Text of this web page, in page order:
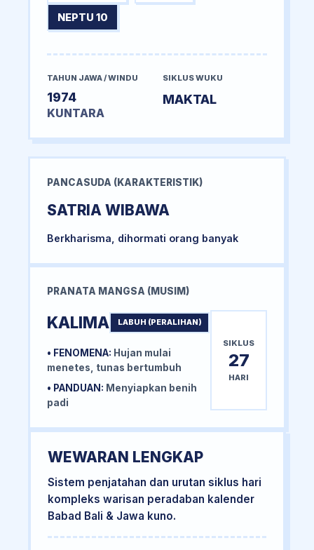
NEPTU 10
TAHUN JAWA / WINDU
1974
KUNTARA
SIKLUS WUKU
MAKTAL
PANCASUDA (KARAKTERISTIK)
SATRIA WIBAWA
Berkharisma, dihormati orang banyak
PRANATA MANGSA (MUSIM)
KALIMA LABUH (PERALIHAN)
• FENOMENA: Hujan mulai
menetes, tunas bertumbuh
• PANDUAN: Menyiapkan benih
padi
SIKLUS
27
HARI
WEWARAN LENGKAP
Sistem penjatahan dan urutan siklus hari
kompleks warisan peradaban kalender
Babad Bali & Jawa kuno.